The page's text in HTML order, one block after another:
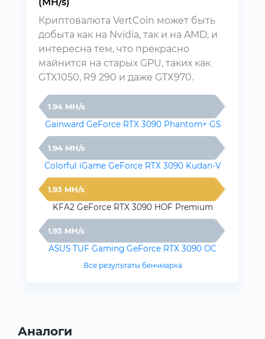
Криптовалюта VertCoin может быть
добыта как на Nvidia, так и на AMD, и
интересна тем, что прекрасно
майнится на старых GPU, таких как
GTX1050, R9 290 и даже GTX970.
1.94 MH/s
Gainward GeForce RTX 3090 Phantom+ GS
1.94 MH/s
Colorful iGame GeForce RTX 3090 Kudan-V
1.93 MH/s
KFA2 GeForce RTX 3090 HOF Premium
1.93 MH/s
ASUS TUF Gaming GeForce RTX 3090 OC
Все результаты бенчмарка
Аналоги